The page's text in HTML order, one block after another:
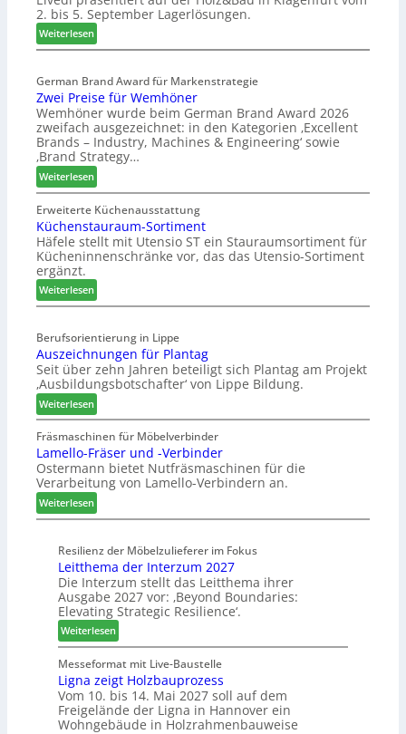
i
p
s
s
t
F
ü
h
r
u
n
g
a
n
2. bis 5. September Lagerlösungen.
Weiterlesen:
E
v
e
d
i
u
n
d
H
u
b
t
e
x
s
t
l
e
n
a
u
s
German Brand Award für Markenstrategie
Zwei Preise für Wemhöner
Wemhöner wurde beim German Brand Award 2026
zweifach ausgezeichnet: in den Kategorien ‚Excellent
Brands – Industry, Machines & Engineering‘ sowie
‚Brand Strategy…
Weiterlesen:
Z
w
e
i
P
e
i
e
f
ü
r
W
e
m
h
ö
n
e
r
Erweiterte Küchenausstattung
Küchenstauraum-Sortiment
Häfele stellt mit Utensio ST ein Stauraumsortiment für
Kücheninnenschränke vor, das das Utensio-Sortiment
ergänzt.
Weiterlesen:
K
c
h
e
n
s
t
a
u
r
a
u
m
S
o
r
t
i
m
e
n
t
Berufsorientierung in Lippe
Auszeichnungen für Plantag
Seit über zehn Jahren beteiligt sich Plantag am Projekt
‚Ausbildungsbotschafter‘ von Lippe Bildung.
Weiterlesen:
A
u
s
z
e
c
n
u
n
g
e
n
f
ü
r
P
l
a
Fräsmaschinen für Möbelverbinder
Lamello-Fräser und -Verbinder
Ostermann bietet Nutfräsmaschinen für die
Verarbeitung von Lamello-Verbindern an.
Weiterlesen:
L
m
e
l
l
o
-
F
r
ä
s
e
r
Resilienz der Möbelzulieferer im Fokus
Leitthema der Interzum 2027
Die Interzum stellt das Leitthema ihrer
Ausgabe 2027 vor: ‚Beyond Boundaries:
Elevating Strategic Resilience‘.
Weiterlesen:
L
e
i
t
t
h
Messeformat mit Live-Baustelle
Ligna zeigt Holzbauprozess
Vom 10. bis 14. Mai 2027 soll auf dem
Freigelände der Ligna in Hannover ein
Wohngebäude in Holzrahmenbauweise